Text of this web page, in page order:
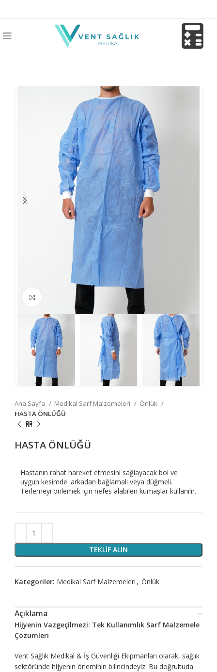
Fotoğrafı Büyüt
Ana Sayfa Medikal Sarf Malzemeleri
Önlük
HASTA ÖNLÜĞÜ
HASTA ÖNLÜĞÜ
Hastanın rahat hareket etmesini sağlayacak bol ve
uygun kesimde. arkadan bağlamalı veya düğmeli.
Terlemeyi önlemek için nefes alabilen kumaşlar kullanılır.
TEKLIF ALIN
Kategoriler: Medikal Sarf Malzemeleri , Önlük
Açıklama
Hijyenin Vazgeçilmezi: Tek Kullanımlık Sarf Malzemele
Çözümleri
Vent Sağlık Medikal & İş Güvenliği Ekipmanları olarak, sağlık
sektöründe hijyenin öneminin bilincindeyiz. Bu doğrultuda